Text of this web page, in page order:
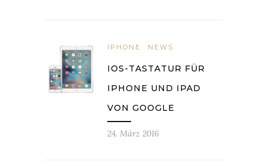
IPHONE NEWS
IOS-TASTATUR FÜR
IPHONE UND IPAD
VON GOOGLE
24. März 2016